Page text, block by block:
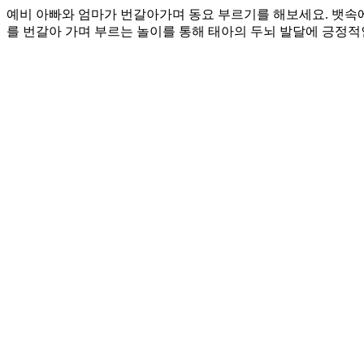
예비 아빠와 엄마가 번갈아가며 동요 부르기를 해보세요. 뱃
를 번갈아 가며 부르는 놀이를 통해 태아의 두뇌 발달에 긍정